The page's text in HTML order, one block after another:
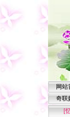
网站
奇联
[忆秦娥]秋